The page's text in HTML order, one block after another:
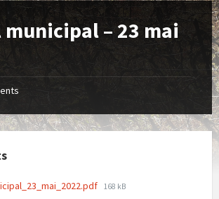
municipal – 23 mai
File
168 kB